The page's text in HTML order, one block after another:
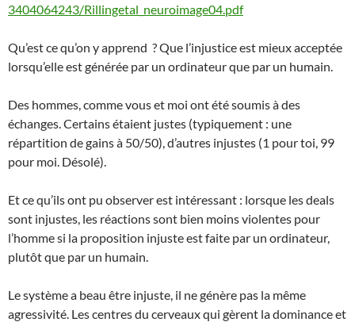
3404064243/Rillingetal_neuroimage04.pdf
Qu’est ce qu’on y apprend ? Que l’injustice est mieux acceptée
lorsqu’elle est générée par un ordinateur que par un humain.
Des hommes, comme vous et moi ont été soumis à des
échanges. Certains étaient justes (typiquement : une
répartition de gains à 50/50), d’autres injustes (1 pour toi, 99
pour moi. Désolé).
Et ce qu’ils ont pu observer est intéressant : lorsque les deals
sont injustes, les réactions sont bien moins violentes pour
l’homme si la proposition injuste est faite par un ordinateur,
plutôt que par un humain.
Le système a beau être injuste, il ne génère pas la même
agressivité. Les centres du cerveaux qui gèrent la dominance et